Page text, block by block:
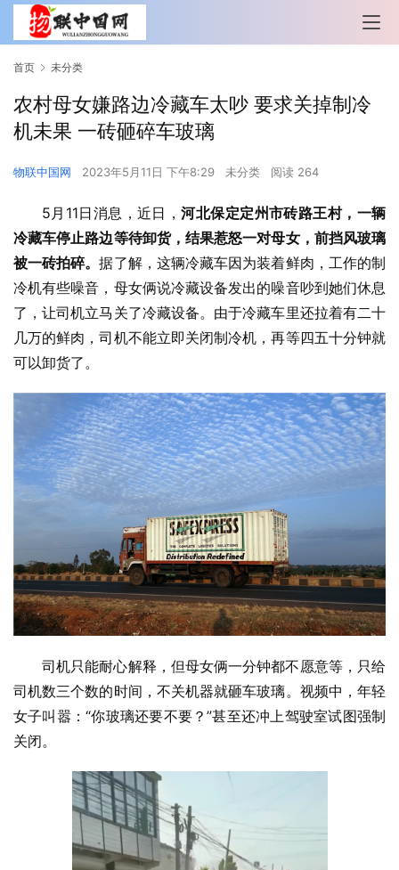
首页 未分类
农村母女嫌路边冷藏车太吵 要求关掉制冷
机未果 一砖砸碎车玻璃
物联中国网 2023年5月11日 下午8:29 未分类 阅读 264
5月11日消息，近日，河北保定定州市砖路王村，一辆
冷藏车停止路边等待卸货，结果惹怒一对母女，前挡风玻璃
被一砖拍碎。据了解，这辆冷藏车因为装着鲜肉，工作的制
冷机有些噪音，母女俩说冷藏设备发出的噪音吵到她们休息
了，让司机立马关了冷藏设备。由于冷藏车里还拉着有二十
几万的鲜肉，司机不能立即关闭制冷机，再等四五十分钟就
可以卸货了。
司机只能耐心解释，但母女俩一分钟都不愿意等，只给
司机数三个数的时间，不关机器就砸车玻璃。视频中，年轻
女子叫嚣：“你玻璃还要不要？”甚至还冲上驾驶室试图强制
关闭。